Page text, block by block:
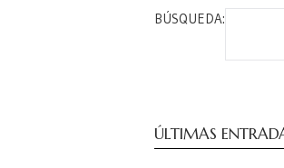
BÚSQUEDA:
ÚLTIMAS